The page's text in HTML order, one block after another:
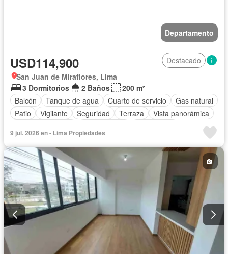
Departamento
USD114,900
Destacado
San Juan de Miraflores, Lima
3 Dormitorios
2 Baños
200 m²
Balcón
Tanque de agua Cuarto de servicio
Gas natural
Patio
Vigilante Seguridad Terraza
Vista panorámica
9 jul. 2026 en - Lima Propiedades